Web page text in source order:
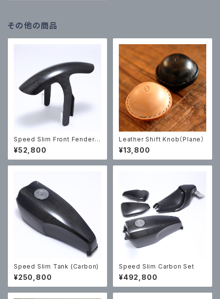
その他の商品
Speed Slim Front Fender
(Carbon)
¥52,800
Leather Shift Knob（Plane）
¥13,800
Speed Slim Tank (Carbon)
¥250,800
Speed Slim Carbon Set
¥492,800